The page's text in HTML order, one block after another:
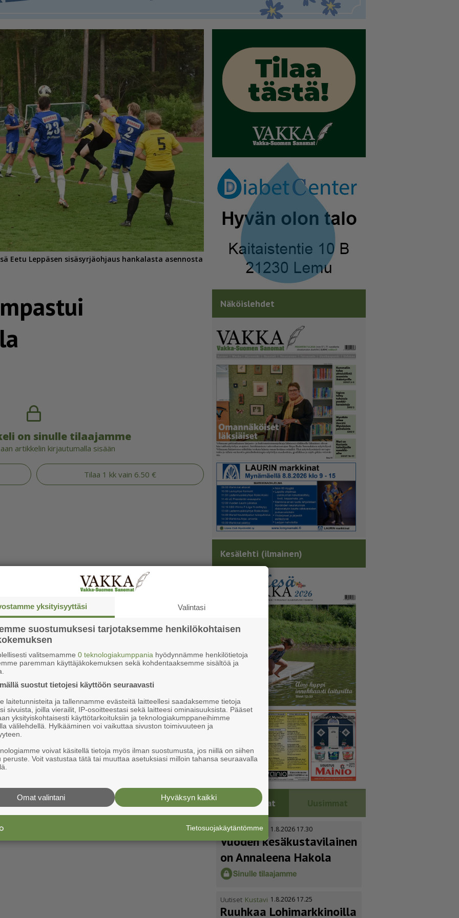
Eetu Leppäsen sisäsyrjäohjaus hankalasta asennosta
on sinulle tilaajamme
artikkelin kirjautumalla sisään
Tilaa 1 kk vain 6.50 €
Näköislehdet
Kesälehti (ilmainen)
Luetuimmat Uusimmat
Uutiset Kustavi 1.8.2026 17.30
Vuoden kesäkus­ta­vi­lainen
on Annaleena Hakola
Uutiset Kustavi 1.8.2026 17.25
Ruuhkaa Lohimark­ki­noilla
yksityisyyttäsi Valintasi
suostumuksesi tarjotaksemme henkilökohtaisen
valitsemamme 0 teknologiakumppania hyödynnämme henkilötietoja
paremman käyttäjäkokemuksen sekä kohdentaaksemme sisältöä ja
suostut tietojesi käyttöön seuraavasti
laitetunnisteita ja tallennamme evästeitä laitteellesi saadaksemme tietoja
sivuista, joilla vierailit, IP-osoitteestasi sekä laitteesi ominaisuuksista. Pääset
yksityiskohtaisesti käyttötarkoituksiin ja teknologiakumppaneihimme
välilehdellä. Hylkääminen voi vaikuttaa sivuston toimivuuteen ja
voivat käsitellä tietoja myös ilman suostumusta, jos niillä on siihen
peruste. Voit vastustaa tätä tai muuttaa asetuksiasi milloin tahansa seuraavalla
Hyväksyn kaikki
Omat valintani
Tietosuojakäytäntömme